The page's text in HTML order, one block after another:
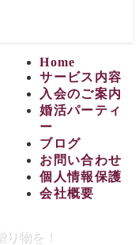
Home
サービス内容
入会のご案内
婚活パーティ
ー
ブログ
お問い合わせ
個人情報保護
会社概要
物を！